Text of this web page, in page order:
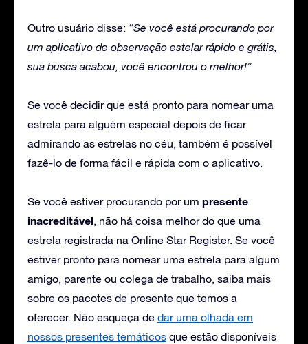
Outro usuário disse: “Se você está procurando por
um aplicativo de observação estelar rápido e grátis,
sua busca acabou, você encontrou o melhor!”
Se você decidir que está pronto para nomear uma
estrela para alguém especial depois de ficar
admirando as estrelas no céu, também é possível
fazê-lo de forma fácil e rápida com o aplicativo.
Se você estiver procurando por um presente
inacreditável, não há coisa melhor do que uma
estrela registrada na Online Star Register. Se você
estiver pronto para nomear uma estrela para algum
amigo, parente ou colega de trabalho, saiba mais
sobre os pacotes de presente que temos a
oferecer. Não esqueça de dar uma olhada em
nossos presentes temáticos que estão disponíveis